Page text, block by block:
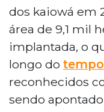
dos kaiowá em
área de 9,1 mil
implantada, o
longo do tempo
reconhecidos
sendo